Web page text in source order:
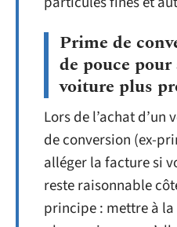
Prime de
de pouce
voiture plus
Lors de l’achat
de conversion (ex-
alléger la facture si
reste raisonnable
principe : mettre à